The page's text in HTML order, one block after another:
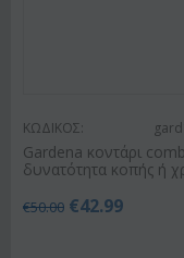
ΚΩΔΙΚΟΣ:
Gardena κοντάρι
δυνατότητα κοπής ή
€50.00 €42.99